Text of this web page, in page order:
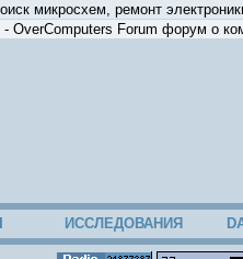
микросхем, ремонт
- OverComputers Forum форум о
ИССЛЕДОВАНИЯ